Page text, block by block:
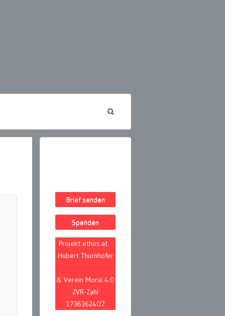
Brief senden
Spenden
Projekt ethos.at
Hubert Thurnhofer
& Verein Moral 4.0
ZVR-Zahl
1736362407